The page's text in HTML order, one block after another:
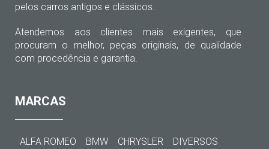
pelos carros antigos e clássicos.
Atendemos aos clientes mais exigentes, que
procuram o melhor, peças originais, de qualidade
com procedência e garantia.
MARCAS
ALFA ROMEO BMW CHRYSLER
DIVERSOS